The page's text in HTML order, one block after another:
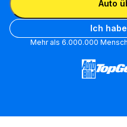
Auto
Ich
Mehr als 6.000.000